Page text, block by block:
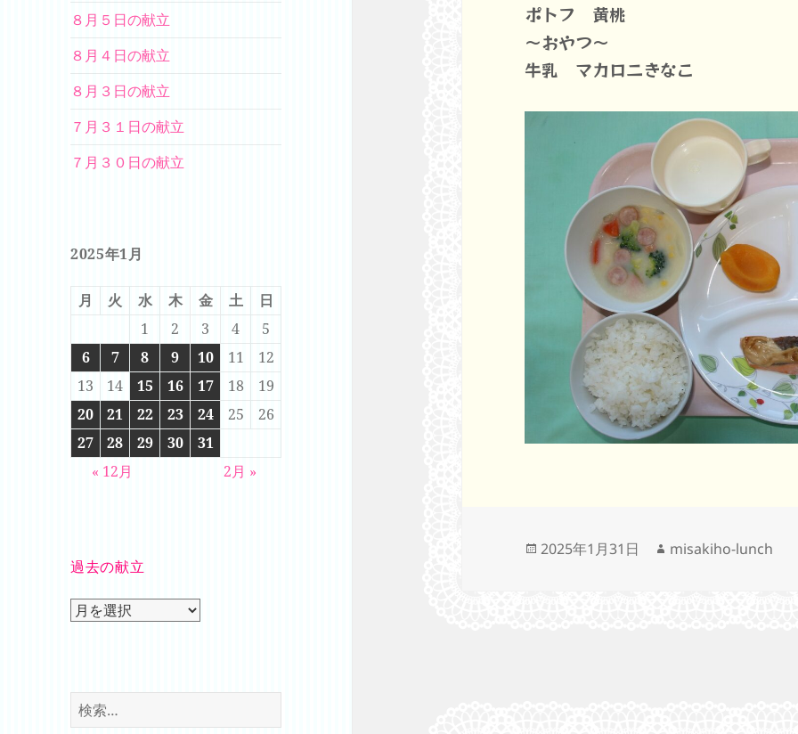
８月５日の献立
８月４日の献立
８月３日の献立
７月３１日の献立
７月３０日の献立
2025年1月
月 火 水 木 金 土
日
1
2 3 4
5
6
7 8 9 10 11
12
13
14 15 16 17 18
19
20
21 22 23 24 25
26
27
28 29 30
31
« 12月
2月 »
過去の献立
過
立
検
索:
ポトフ 黄桃
～おやつ～
牛乳 マカロニきなこ
投
2025年1月31日
作
misakiho-lunch